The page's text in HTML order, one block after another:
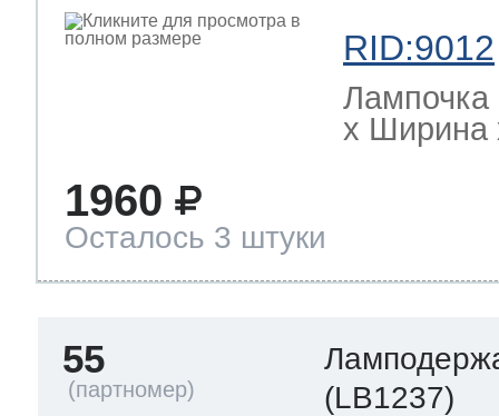
RID:9012
Лампочка
х Ширина
1960
Осталось 3 штуки
55
(LB1237)